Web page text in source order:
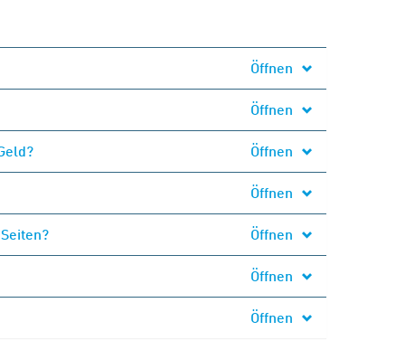
Öffnen
Öffnen
Öffnen
Öffnen
Öffnen
Öffnen
Öffnen